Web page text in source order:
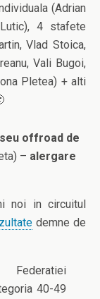
(Adrian
4 stafete
Vlad Stoica,
Vali Bugoi,
Pletea) + alti
offroad de
– alergare
noi in circuitul
demne de
Federatiei
40-49